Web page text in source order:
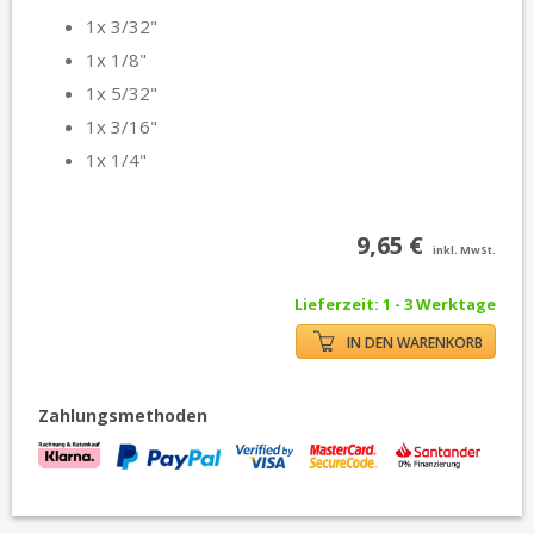
1x 3/32"
1x 1/8"
1x 5/32"
1x 3/16"
1x 1/4"
9,65 € inkl. MwSt.
Lieferzeit: 1 - 3 Werktage
IN DEN WARENKORB
Zahlungsmethoden